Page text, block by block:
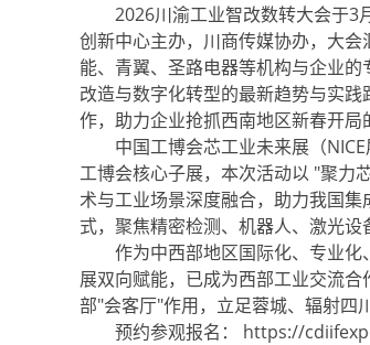
2026川渝工业智改数转大会于3
创新中心主办，川商传媒协办，大
能、青翼、圣路电器等机构与企业
改造与数字化转型的最新趋势与实
作，助力企业抢抓西南地区新春开局
中国工博会芯工业未来展（NICE
工博会核心子展，本次活动以 "聚力
术与工业场景深度融合，助力我国
式，聚焦精密检测、机器人、激光设
作为中西部地区国际化、专业化
展双向赋能，已成为西部工业交流
部"会客厅"作用，立足蓉城、辐射四
预约参观报名： https://